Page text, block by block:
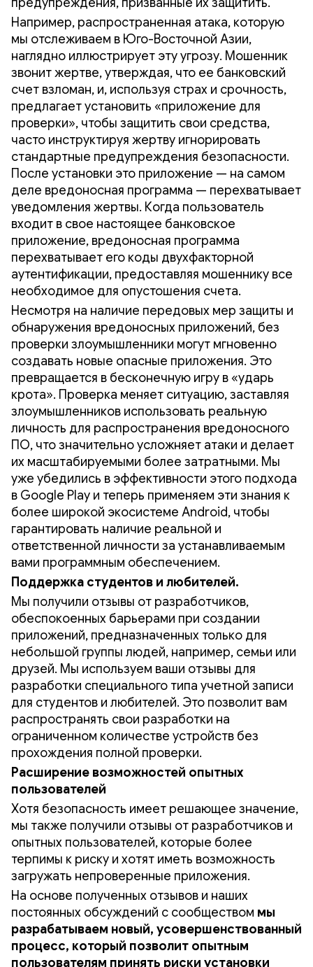
Например, распространенная атака, которую
мы отслеживаем в Юго-Восточной Азии,
наглядно иллюстрирует эту угрозу. Мошенник
звонит жертве, утверждая, что ее банковский
счет взломан, и, используя страх и срочность,
предлагает установить «приложение для
проверки», чтобы защитить свои средства,
часто инструктируя жертву игнорировать
стандартные предупреждения безопасности.
После установки это приложение — на самом
деле вредоносная программа — перехватывает
уведомления жертвы. Когда пользователь
входит в свое настоящее банковское
приложение, вредоносная программа
перехватывает его коды двухфакторной
аутентификации, предоставляя мошеннику все
необходимое для опустошения счета.
Несмотря на наличие передовых мер защиты и
обнаружения вредоносных приложений, без
проверки злоумышленники могут мгновенно
создавать новые опасные приложения. Это
превращается в бесконечную игру в «ударь
крота». Проверка меняет ситуацию, заставляя
злоумышленников использовать реальную
личность для распространения вредоносного
ПО, что значительно усложняет атаки и делает
их масштабируемыми более затратными. Мы
уже убедились в эффективности этого подхода
в Google Play и теперь применяем эти знания к
более широкой экосистеме Android, чтобы
гарантировать наличие реальной и
ответственной личности за устанавливаемым
вами программным обеспечением.
Поддержка студентов и любителей.
Мы получили отзывы от разработчиков,
обеспокоенных барьерами при создании
приложений, предназначенных только для
небольшой группы людей, например, семьи или
друзей. Мы используем ваши отзывы для
разработки специального типа учетной записи
для студентов и любителей. Это позволит вам
распространять свои разработки на
ограниченном количестве устройств без
прохождения полной проверки.
Расширение возможностей опытных
пользователей
Хотя безопасность имеет решающее значение,
мы также получили отзывы от разработчиков и
опытных пользователей, которые более
терпимы к риску и хотят иметь возможность
загружать непроверенные приложения.
На основе полученных отзывов и наших
постоянных обсуждений с сообществом мы
разрабатываем новый, усовершенствованный
процесс, который позволит опытным
пользователям принять риски установки